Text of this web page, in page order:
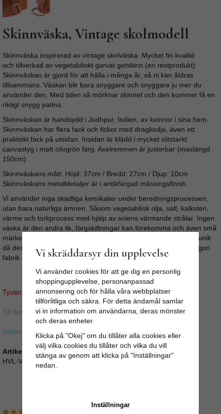
Skinnväska, Vintage skolmodell
Skinnväska inspirerad av vintage skolväska. Mycket fin kvalitè
och tillverkad av vegetabiliskt garvat getskinn (en restprodukt)
Skinnväskan är gjord för att hålla i många år, så ni kan åldras
tillsammans. Väskan blir bara snyggare och snyggare ju mer du
använder den. Med tiden så mörknar skinnet och den kommer få en
riktigt snygg patina.
Skinnväskan är handsydd i Jodhpur, Indien, av kvinnor i sina hem.
Skinnväskan har flera fack och fickor med dragkedja, även ett
praktiskt fack på utsidan. Insidan är klädd i mycket slitstarkt
canvastyg i matt olivgrön färg. Axelremmen är justerbar (maxlängd
150cm)
Skinnväskans mått: Höjd: 37cm / Bredd: 27cm / Djup: 10cm
Skinnväskans metalldetaljer är i antikfärgad mässingsfinish.
Vi använder inga skadliga kemikalier under beredningsprocessen,
utan bara naturliga ämnen. Såsom vegetabilisk olja, salt, kalksten,
värme och torkprocess med hjälp av solens värmande strålar. Ingen
väska är den andra lik, färgskiftningar kan förekomma och även små
märken ifrån skinnberedningen. Allt detta gör varje skinnväska unik
då dessa väskor är handgjorda och inte massproducerade i någon
fabrik.
Tyvärr ingår inte denna produkt i vårt sortiment för tillfället.
Till butikens startsida »
Sitemap »
Artikelnummer:
HVL-V1-41-AB
Vi skräddarsyr din upplevelse
Vi använder cookies för att ge dig en personlig
shoppingupplevelse, personanpassad
annonsering och för hålla våra webbplatser
tillförlitliga och säkra. För detta ändamål samlar
vi in information om användarna, deras mönster
och deras enheter.
Klicka på "Okej" om du tillåter alla cookies eller
välj vilka cookies du tillåter och vilka du vill
stänga av genom att klicka på "Inställningar"
nedan.
Inställningar